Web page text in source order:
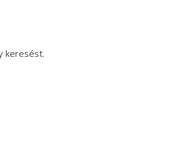
keresést.